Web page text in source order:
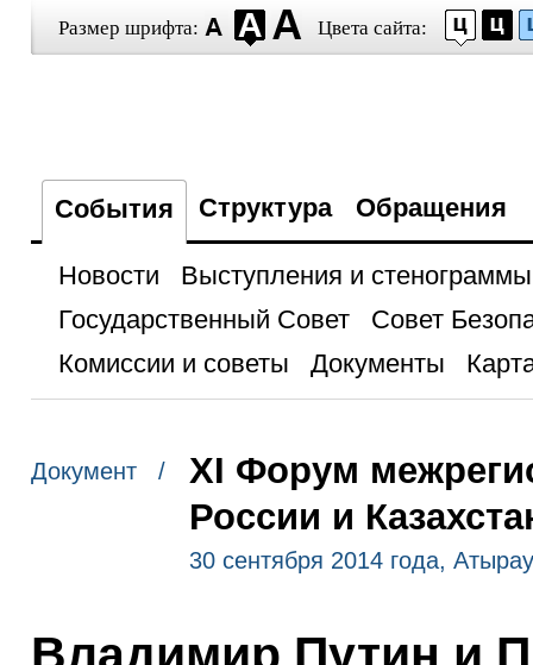
Размер шрифта: Цвета сайта:
События Структура Обращения
Новости
Выступления и стенограммы
Государственный Совет
Совет
Комиссии и советы
Документы
Документ /
XI Форум
России и
30 сентября 2014 года, Атырау